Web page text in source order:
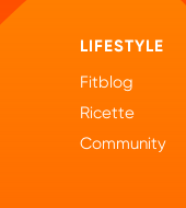
LIFESTYLE
Fitblog
Ricette
Community